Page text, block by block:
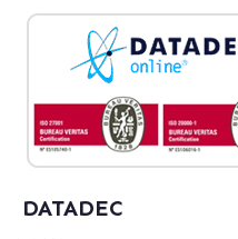
DATADEC